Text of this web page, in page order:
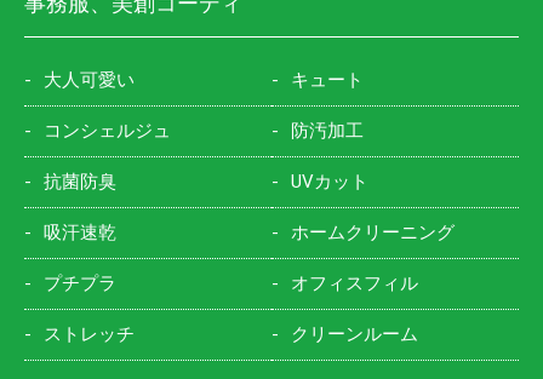
大人可愛い キュート
コンシェルジュ 防汚加工
抗菌防臭 UVカット
吸汗速乾 ホームクリーニング
プチプラ オフィスフィル
ストレッチ クリーンルーム